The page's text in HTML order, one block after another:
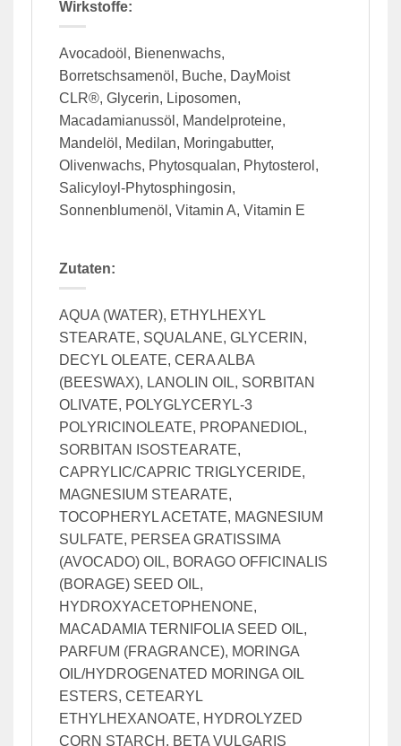
Wirkstoffe:
Avocadoöl, Bienenwachs,
Borretschsamenöl, Buche, DayMoist
CLR®, Glycerin, Liposomen,
Macadamianussöl, Mandelproteine,
Mandelöl, Medilan, Moringabutter,
Olivenwachs, Phytosqualan, Phytosterol,
Salicyloyl-Phytosphingosin,
Sonnenblumenöl, Vitamin A, Vitamin E
Zutaten:
AQUA (WATER), ETHYLHEXYL
STEARATE, SQUALANE, GLYCERIN,
DECYL OLEATE, CERA ALBA
(BEESWAX), LANOLIN OIL, SORBITAN
OLIVATE, POLYGLYCERYL-3
POLYRICINOLEATE, PROPANEDIOL,
SORBITAN ISOSTEARATE,
CAPRYLIC/CAPRIC TRIGLYCERIDE,
MAGNESIUM STEARATE,
TOCOPHERYL ACETATE, MAGNESIUM
SULFATE, PERSEA GRATISSIMA
(AVOCADO) OIL, BORAGO OFFICINALIS
(BORAGE) SEED OIL,
HYDROXYACETOPHENONE,
MACADAMIA TERNIFOLIA SEED OIL,
PARFUM (FRAGRANCE), MORINGA
OIL/HYDROGENATED MORINGA OIL
ESTERS, CETEARYL
ETHYLHEXANOATE, HYDROLYZED
CORN STARCH, BETA VULGARIS